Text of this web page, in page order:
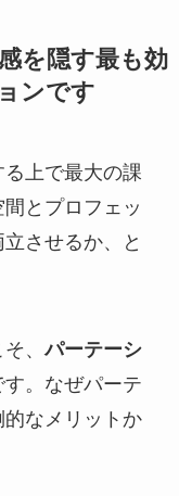
を隠す最も効
ンです
上で最大の課
とプロフェッ
させるか、と
そ、パーテーシ
。なぜパーテ
なメリットか